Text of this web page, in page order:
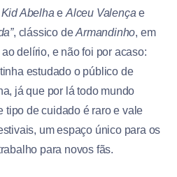
Kid Abelha eAlceu Valença e
, clássico deArmandinho, em
delírio, e não foi por acaso:
estudado o público de
já que por lá todo mundo
tipo de cuidado é raro e vale
um espaço único para os
para novos fãs.